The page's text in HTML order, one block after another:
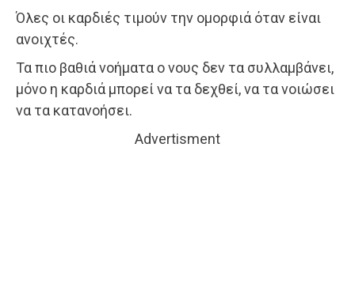
Όλες οι καρδιές τιμούν την ομορφιά όταν είναι
ανοιχτές.
Τα πιο βαθιά νοήματα ο νους δεν τα συλλαμβάνει,
μόνο η καρδιά μπορεί να τα δεχθεί, να τα νοιώσει
να τα κατανοήσει.
Advertisment